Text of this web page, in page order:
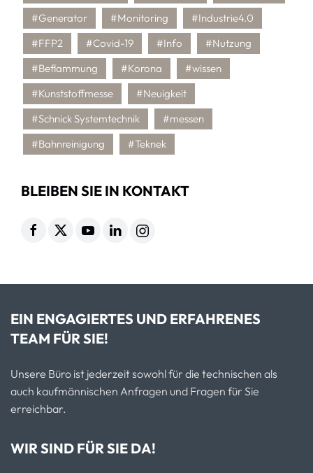
#Generator
#Monitoring
#Industrie4.0
#FFP2
#Covid-19 #Info
#Nutzung
#Beflammung
#Korona
#wissen
#Kunststoffmesse
#Neuigkeit
#Schnick Systemtechnik
#messen
#Bahnreinigung
#Teknek
BLEIBEN SIE IN KONTAKT
EIN ENGAGIERTES UND ERFAHRENES
TEAM FÜR SIE!
Unsere Büro ist jederzeit sowohl für die technischen als
auch kaufmännischen Anfragen und Fragen für Sie
erreichbar.
WIR SIND FÜR SIE DA!